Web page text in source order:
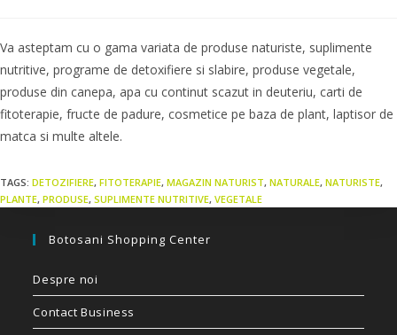
Va asteptam cu o gama variata de produse naturiste, suplimente
nutritive, programe de detoxifiere si slabire, produse vegetale,
produse din canepa, apa cu continut scazut in deuteriu, carti de
fitoterapie, fructe de padure, cosmetice pe baza de plant, laptisor de
matca si multe altele.
TAGS: DETOZIFIERE, FITOTERAPIE, MAGAZIN NATURIST, NATURALE, NATURISTE,
PLANTE, PRODUSE, SUPLIMENTE NUTRITIVE, VEGETALE
Botosani Shopping Center
Despre noi
Contact Business